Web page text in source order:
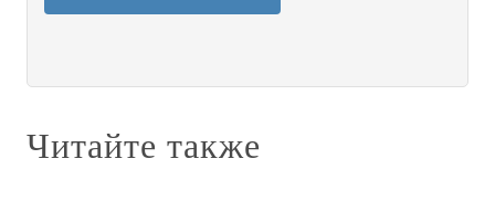
Читайте также